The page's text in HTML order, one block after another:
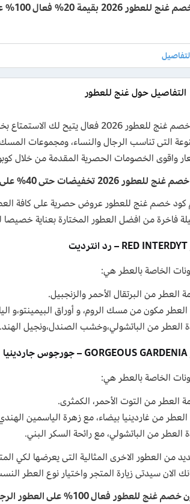
2026 بقيمة 20% فعال 100% علي اول طلب
التفاصيل حول غنج للعطور
واقوى الخصومات الحصرية المقدمة من خلال
2026 تخفيضات حتى 40% على العطور النسائية
فاخرة من افضل العطور المختارة بعناية
الخاصة بالعطر هي:
العطر من البرتقال الأحمر والزنجبيل.
مكون من مسك الروم، و أوراق البيمينتو،و
العطر من الباتشولي،وخشب الصندل،ونجيل الهند.
الخاصة بالعطر هي:
العطر من التوت الأحمر، الكمثرى.
من غاردينيا بيضاء، مع زهرة الياسمين
العطر من الباتشولي، مع رائحة السكر البني.
من العطور الاخرى المثالية التى يعرضها لكي
الان سيدتى زيارة المتجر واختيار نوع العطر النسب
غنج للعطور فعال 100% على العطور الرجالية من المتجر